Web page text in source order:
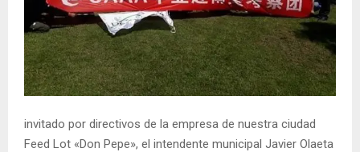
invitado por directivos de la empresa de nuestra ciudad
Feed Lot «Don Pepe», el intendente municipal Javier Olaeta